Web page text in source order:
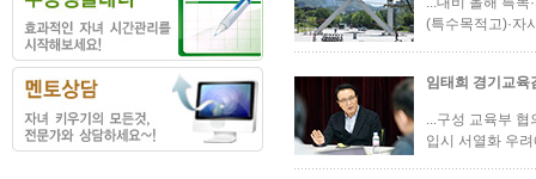
(특수목적고)·자
임태희 경기교육
...구성 교육부 협
입시 서열화 우